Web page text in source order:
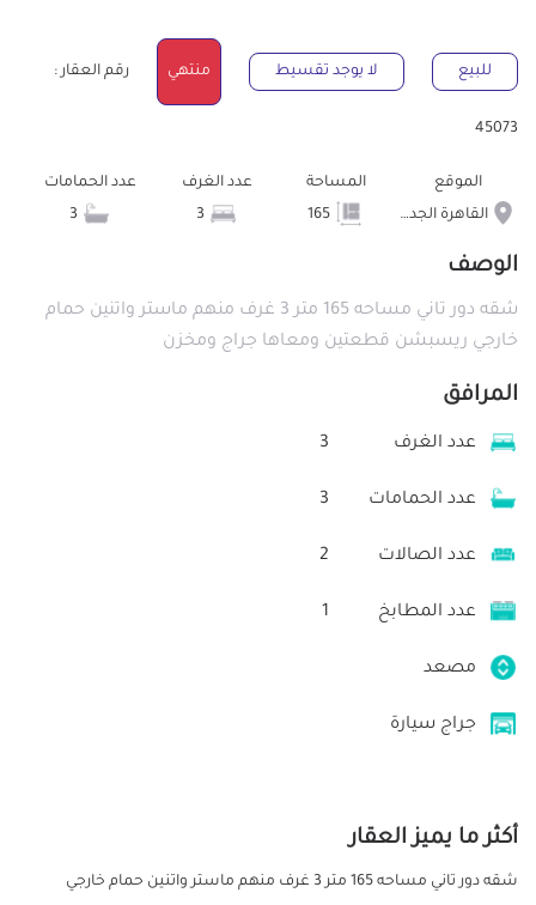
للبيع لا يوجد تقسيط منتهي رقم العقار :
45073
الموقع
القاهرة الجديدة
المساحة
عدد الغرف
عدد الحمامات
الوصف
شقه دور تاني مساحه 165 متر 3 غرف منهم ماستر واتنين حمام
خارجي ريسبشن قطعتين ومعاها جراج ومخزن
المرافق
عدد الغرف 3
عدد الحمامات 3
عدد الصالات 2
عدد المطابخ 1
مصعد
جراج سيارة
أكثر ما يميز العقار
شقه دور تاني مساحه 165 متر 3 غرف منهم ماستر واتنين حمام خارجي